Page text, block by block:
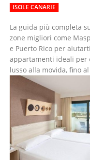
ISOLE CANARIE
La guida più completa
zone migliori come
e Puerto Rico per
appartamenti ideali per
lusso alla movida, fino